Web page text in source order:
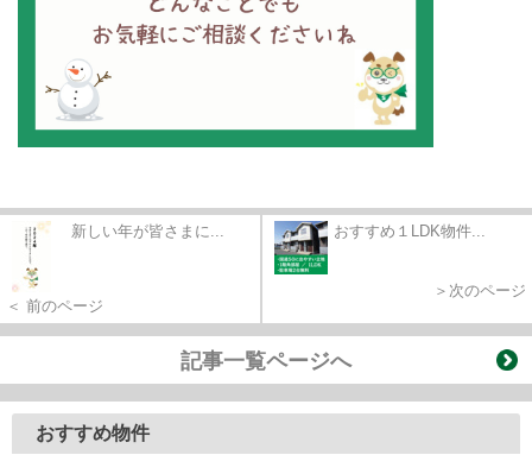
新しい年が皆さまに...
＜ 前のページ
おすすめ１LDK物件...
＞次のページ
記事一覧ページへ
おすすめ物件